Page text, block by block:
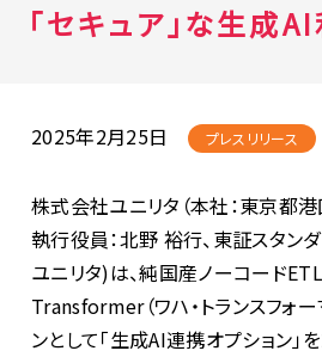
「セキュア」な生成
2025年2月25日 プレスリリース
株式会社ユニリタ（本社：東京都
執行役員：北野 裕行、東証スタン
ユニリタ)は、純国産ノーコードETL
Transformer（ワハ・トランスフォ
ンとして「生成AI連携オプション」を